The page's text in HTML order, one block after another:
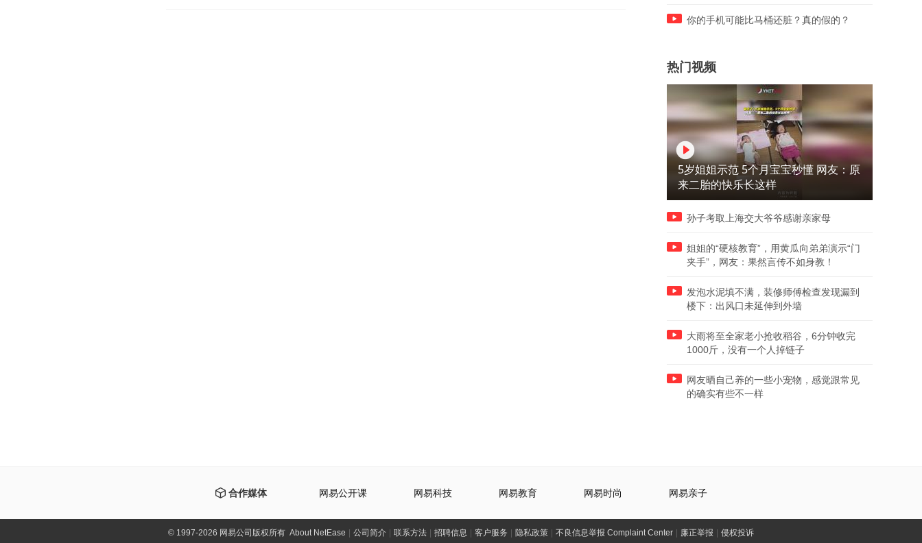
你的手机可能比马桶还脏？真的假的？
热门视频
5岁姐姐示范 5个月宝宝秒懂 网友：原
来二胎的快乐长这样
孙子考取上海交大爷爷感谢亲家母
姐姐的“硬核教育”，用黄瓜向弟弟演示“门
夹手”，网友：果然言传不如身教！
发泡水泥填不满，装修师傅检查发现漏到
楼下：出风口未延伸到外墙
大雨将至全家老小抢收稻谷，6分钟收完
1000斤，没有一个人掉链子
网友晒自己养的一些小宠物，感觉跟常见
的确实有些不一样
合作媒体 网易公开课 网易科技 网易教育 网易时尚 网易亲子
©1997-2026 网易公司版权所有 About NetEase 公司简介 联系方法 招聘信息 客户服务 隐私政策 不良信息举报 Complaint Center 廉正举报 侵权投诉